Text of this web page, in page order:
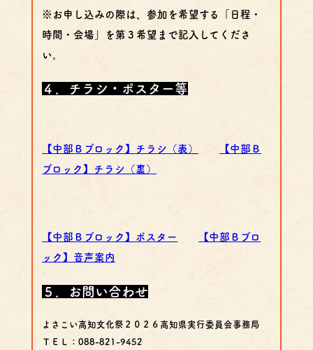
※お申し込みの際は、参加を希望する「日程・
時間・会場」を第３希望まで記入してくださ
い。
４． チラシ・ポスター等
【中部Ｂブロック】チラシ（表）
【中部Ｂ
ブロック】チラシ（裏）
【中部Ｂブロック】ポスター
【中部Ｂブロ
ック】音声案内
５．お問い合わせ
よさこい高知文化祭２０２６高知県実行委員会事務局
ＴＥＬ：088-821-9452